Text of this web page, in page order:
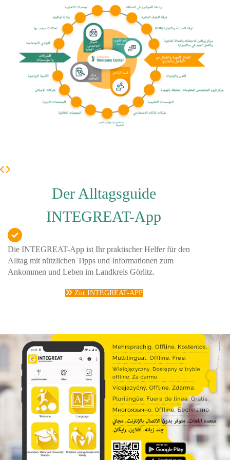
Der Alltagsguide
INTEGREAT-App
Die INTEGREAT-App ist Ihr praktischer Helfer für den
Alltag mit nützlichen Tipps und Informationen zum
Ankommen und Leben im Landkreis Görlitz.
Zur INTEGREAT-APP